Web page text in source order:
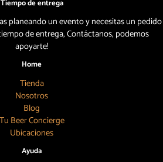
Tiempo de entrega
planeando un evento y necesitas un pedido
de entrega, Contáctanos, podemos
apoyarte!
Home
Tienda
Nosotros
Blog
Tu Beer Concierge
Ubicaciones
Ayuda